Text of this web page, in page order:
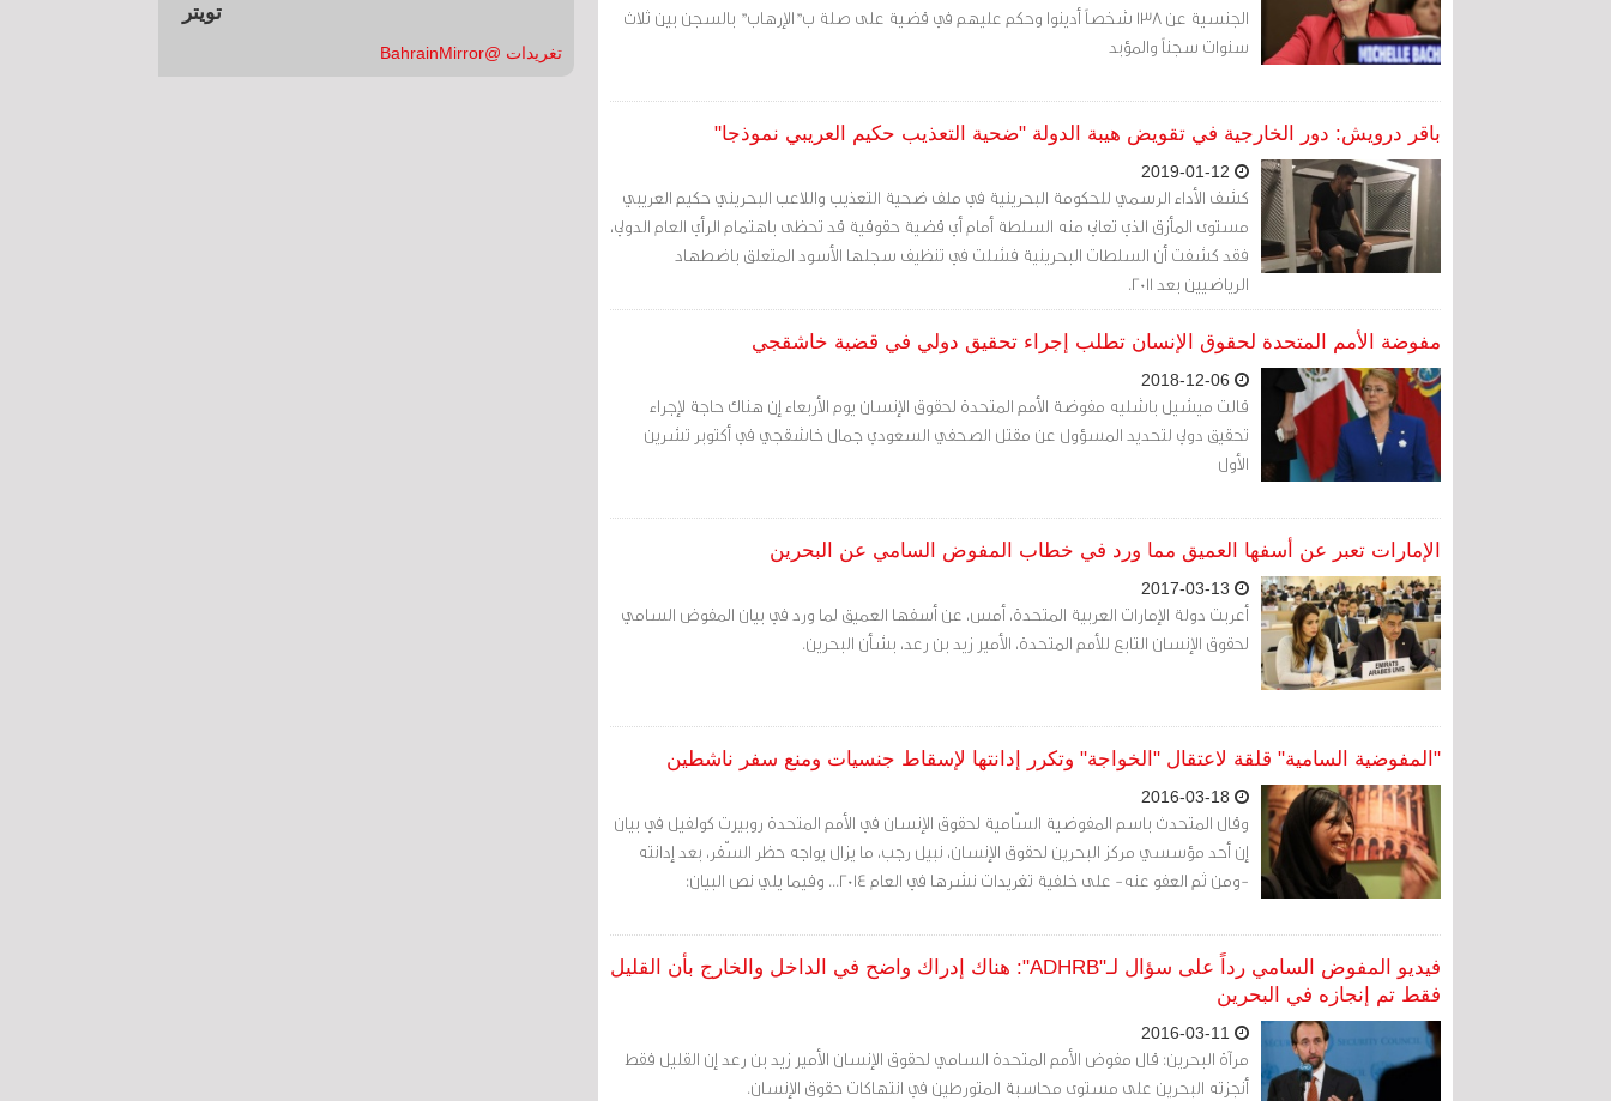
الجنسية عن 138 شخصاً أدينوا وحكم عليهم في قضية على صلة ب"الإرهاب" بالسجن بين ثلاث
سنوات سجناً والمؤبد
باقر درويش: دور الخارجية في تقويض هيبة الدولة "ضحية التعذيب حكيم العريبي نموذجا"
كشف الأداء الرسمي للحكومة البحرينية في ملف ضحية التعذيب واللاعب البحريني حكيم العريبي
مستوى المأزق الذي تعاني منه السلطة أمام أي قضية حقوقية قد تحظى باهتمام الرأي العام الدولي،
فقد كشفت أن السلطات البحرينية فشلت في تنظيف سجلها الأسود المتعلق باضطهاد
الرياضيين بعد 2011.
مفوضة الأمم المتحدة لحقوق الإنسان تطلب إجراء تحقيق دولي في قضية خاشقجي
قالت ميشيل باشليه مفوضة الأمم المتحدة لحقوق الإنسان يوم الأربعاء إن هناك حاجة لإجراء
تحقيق دولي لتحديد المسؤول عن مقتل الصحفي السعودي جمال خاشقجي في أكتوبر تشرين
الأول
الإمارات تعبر عن أسفها العميق مما ورد في خطاب المفوض السامي عن البحرين
أعربت دولة الإمارات العربية المتحدة، أمس، عن أسفها العميق لما ورد في بيان المفوض السامي
لحقوق الإنسان التابع للأمم المتحدة، الأمير زيد بن رعد، بشأن البحرين.
"المفوضية السامية" قلقة لاعتقال "الخواجة" وتكرر إدانتها لإسقاط جنسيات ومنع سفر ناشطين
وقال المتحدث باسم المفوضية السّامية لحقوق الإنسان في الأمم المتحدة روبيرت كولفيل في بيان
إن أحد مؤسسي مركز البحرين لحقوق الإنسان، نبيل رجب، ما يزال يواجه حظر السّفر، بعد إدانته
-ومن ثم العفو عنه- على خلفية تغريدات نشرها في العام 2014... وفيما يلي نص البيان:
فيديو المفوض السامي رداً على سؤال لـ"ADHRB": هناك إدراك واضح في الداخل والخارج بأن القليل
فقط تم إنجازه في البحرين
مرآة البحرين: قال مفوض الأمم المتحدة السامي لحقوق الإنسان الأمير زيد بن رعد إن القليل فقط
أنجزته البحرين على مستوى محاسبة المتورطين في انتهاكات حقوق الإنسان.
تويتر
تغريدات @BahrainMirror